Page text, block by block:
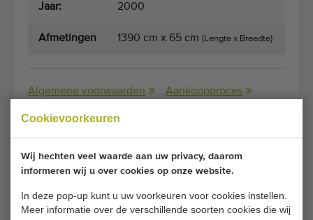
Cookievoorkeuren
Wij hechten veel waarde aan uw privacy, daarom
informeren wij u over cookies op onze website.
In deze pop-up kunt u uw voorkeuren voor cookies instellen.
Meer informatie over de verschillende soorten cookies die wij
Jaar: 2000
Afmetingen 1390 cm x 65 cm (Lengte x Breedte)
Algemene voorwaarden Aankoopproces
Helaas is deze Maagd dubbele elevator
transporteur 1390 x 65 cm inmiddels verkocht.
Wilt u op de hoogte gehouden worden wanneer er een